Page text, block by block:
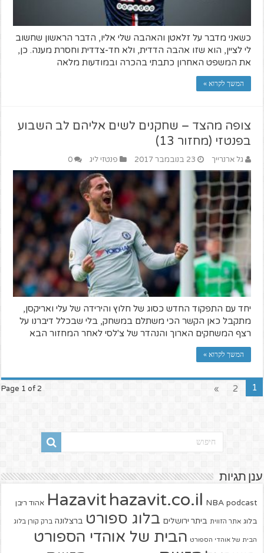
כשאני מדבר על זלאטן והאהבה שלי אליו, הדבר הראשון שחשוב
לי לציין, הוא שזו אהבה הדדית, ולא חד-צדדית וחסרת מענה. כן,
את המשפט האחרון כתבתי בהכרה ובמודעות מלאה
המשך לקרוא »
צופה מהצד – שחקנים לשים אליהם לב השבוע
בפנטזי (מחזור 13)
גל ארנרייך 23 בנובמבר 2017 פנטזי ליג 0
יחד עם התפקוד החדש כסוג של חלוץ והירידה של עלי ואריקסן,
מתקבל כאן הקשר הכי משתלם במשחק, בלי שבכלל דיברנו על
רצף המשחקים הארוך והנהדר של צ'לסי לאחר המחזור הבא
המשך לקרוא »
Page 1 of 2 1
2
»
ענן תגיות
Hazavit hazavit.co.il NBA podcast אהוד ריבן
בלוג אתר הזווית ביתר ירושלים בלוג ספורט ברצלונה ברק קורן בלוג
הבית של אוהדי הספורט הבית של אוהדי הספורט